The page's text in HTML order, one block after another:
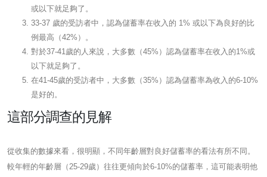
或以下就足夠了。
33-37 歲的受訪者中，認為儲蓄率在收入的 1% 或以下為良好的比
例最高（42%）。
對於37-41歲的人來說，大多數（45%）認為儲蓄率在收入的1%或
以下就足夠了。
在41-45歲的受訪者中，大多數（35%）認為儲蓄率為收入的6-10%
是好的。
這部分調查的見解
從收集的數據來看，很明顯，不同年齡層對良好儲蓄率的看法有所不同。
較年輕的年齡層（25-29歲）往往更傾向於6-10%的儲蓄率，這可能表明他